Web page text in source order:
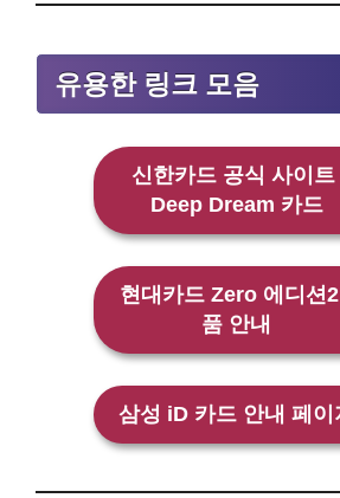
유용한 링크 모음
신한카드 공식 사이트
Deep Dream 카드
현대카드 Zero 에디션
품 안내
삼성 iD 카드 안내 페